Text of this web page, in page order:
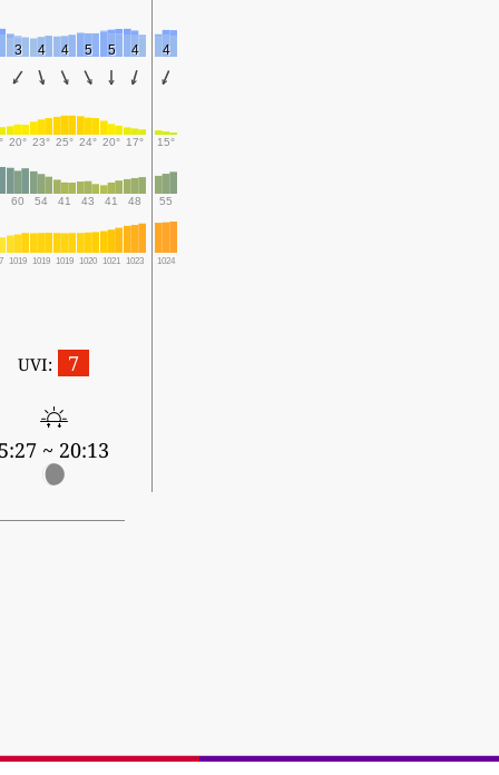
3 4 4 5 5 4 4
20° 23° 25° 24° 20° 17° 15°
60 54 41 43 41 48 55
1019 1019 1019 1020 1021 1023 1024
UVI: 7
~ 20:13